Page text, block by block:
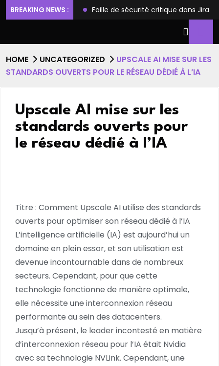
BREAKING NEWS :
et l’accès root Faille de sécurité critique dans Jira
HOME UNCATEGORIZED
UPSCALE AI MISE SUR LES
STANDARDS OUVERTS POUR LE RÉSEAU DÉDIÉ À L’IA
Upscale AI mise sur les
standards ouverts pour
le réseau dédié à l’IA
Titre : Comment Upscale AI utilise des standards
ouverts pour optimiser son réseau dédié à l’IA
L’intelligence artificielle (IA) est aujourd’hui un
domaine en plein essor, et son utilisation est
devenue incontournable dans de nombreux
secteurs. Cependant, pour que cette
technologie fonctionne de manière optimale,
elle nécessite une interconnexion réseau
performante au sein des datacenters.
Jusqu’à présent, le leader incontesté en matière
d’interconnexion réseau pour l’IA était Nvidia
avec sa technologie NVLink. Cependant, une